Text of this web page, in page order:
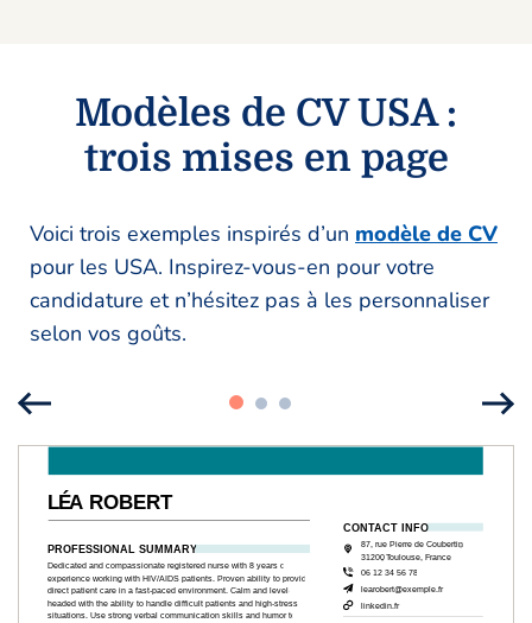
Modèles de CV USA :
trois mises en page
Voici trois exemples inspirés d’un modèle de CV
pour les USA. Inspirez-vous-en pour votre
candidature et n’hésitez pas à les personnaliser
selon vos goûts.